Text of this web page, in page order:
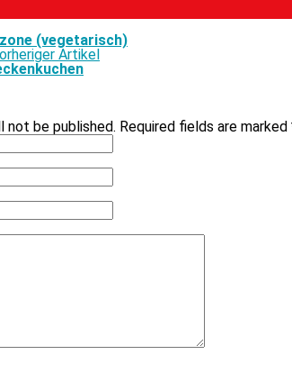
(vegetarisch)
Artikel
not be published. Required fields are marked